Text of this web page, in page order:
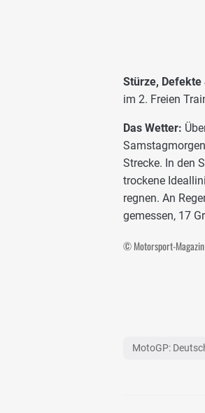
Stürze,
im 2. Freien
Das Wetter:
Strecke. In den
trockene
regnen. An
gemessen, 17
© Motorsport-Magazin
MotoGP: